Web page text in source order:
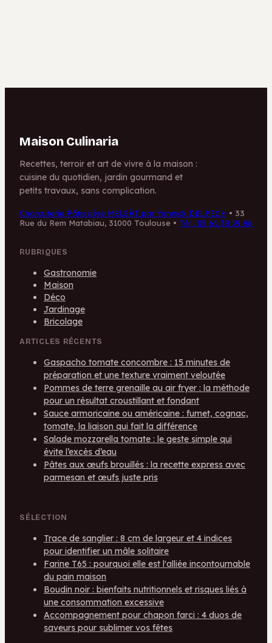
Maison Culinaria
Recettes, terroir et art de vivre à la maison :
cuisine du quotidien, jardin gourmand et
petits travaux, sans complication.
Charcuterie Pâtissière MELSÀT par Yannick DELPECH • 33
Rue du Rem Matabiau, 31000 Toulouse • Tél : 05 61 38 19 86
RUBRIQUES
Gastronomie
Maison
Déco
Jardinage
Bricolage
ARTICLES RÉCENTS
Gaspacho tomate concombre : 15 minutes de
préparation et une texture vraiment veloutée
Pommes de terre grenaille au air fryer : la méthode
pour un résultat croustillant et fondant
Sauce armoricaine ou américaine : fumet, cognac,
tomate, la liaison qui fait la différence
Salade mozzarella tomate : le geste simple qui
évite l’excès d’eau
Pâtes aux œufs brouillés : la recette express avec
parmesan et œufs juste pris
SÉLECTION
Trace de sanglier : 8 cm de largeur et 4 indices
pour identifier un mâle solitaire
Farine T65 : pourquoi elle est l'alliée incontournable
du pain maison
Boudin noir : bienfaits nutritionnels et risques liés à
une consommation excessive
Accompagnement pour chapon farci : 4 duos de
saveurs pour sublimer vos fêtes